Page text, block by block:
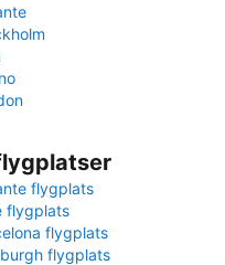
flygplats
flygplats
flygplats
flygplats